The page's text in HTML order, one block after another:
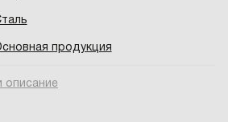
продукция
описание